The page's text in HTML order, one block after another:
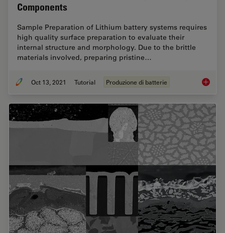
Components
Sample Preparation of Lithium battery systems requires
high quality surface preparation to evaluate their
internal structure and morphology. Due to the brittle
materials involved, preparing pristine…
Oct 13, 2021 Tutorial Produzione di batterie Cross